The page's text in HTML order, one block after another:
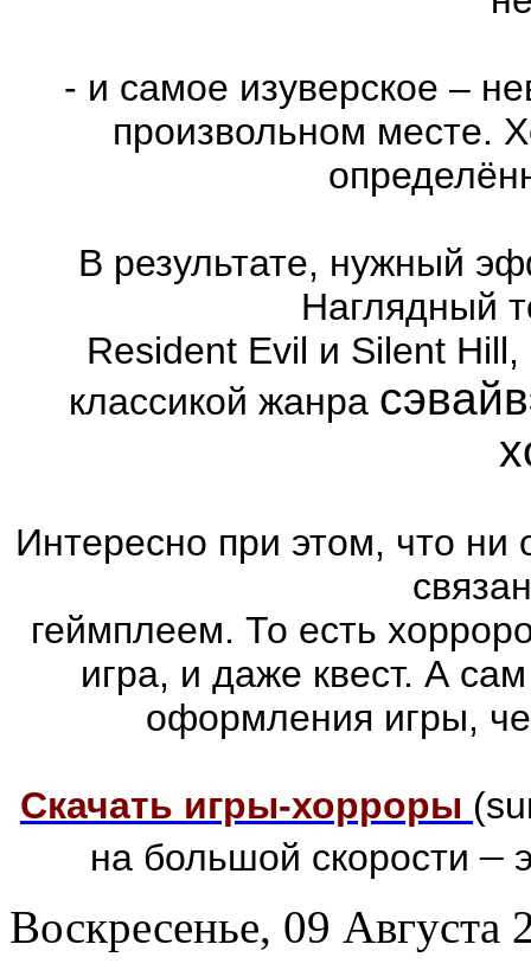
- и самое изуверское –
произвольном месте.
В результате, нужный
Наглядный
Resident Evil и Silent
классикой жанра
Интересно при этом, что ни
геймплеем. То есть
игра, и даже квест. А
оформления игры,
Скачать игры-хорроры
на большой скорости–
Воскресенье, 09 Августа